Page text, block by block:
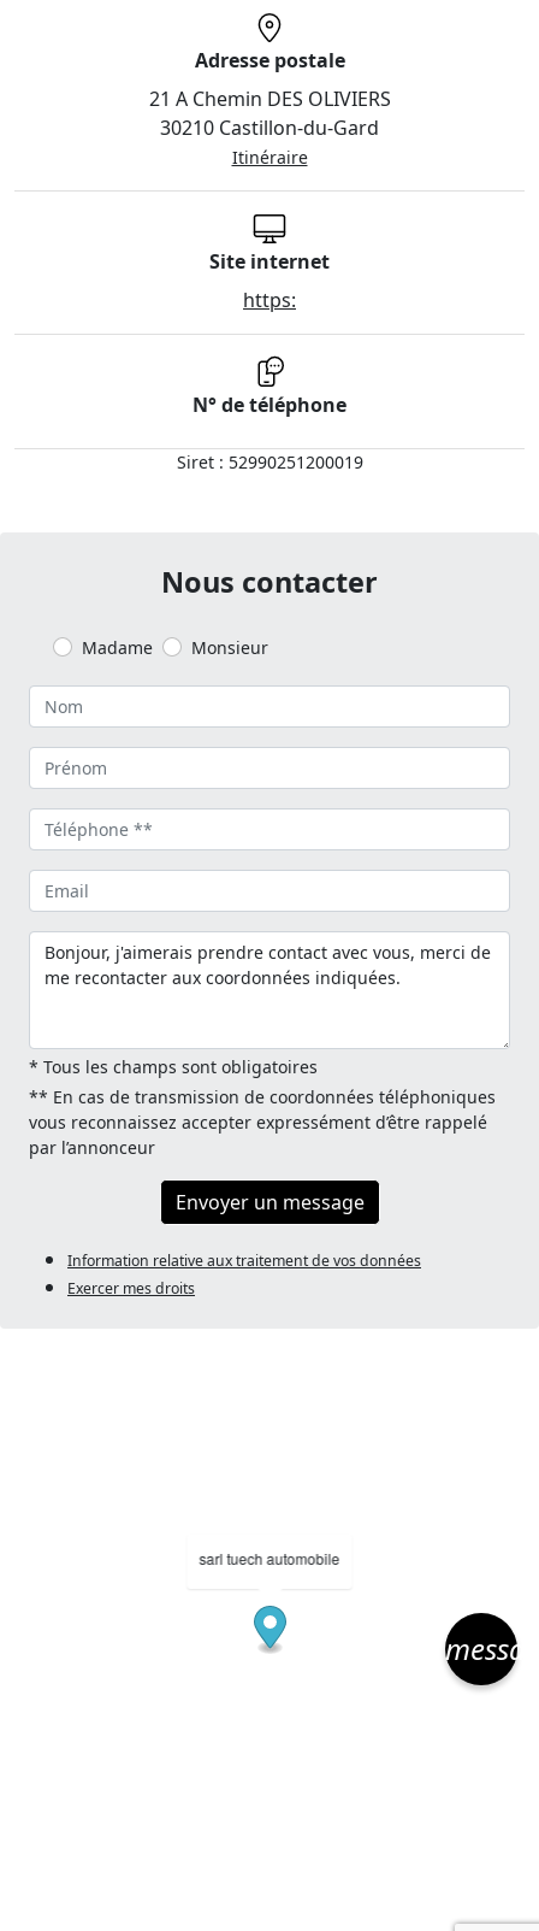
Adresse postale
21 A Chemin DES OLIVIERS
30210 Castillon-du-Gard
Itinéraire
Site internet
https:
N° de téléphone
Siret : 52990251200019
Nous contacter
Madame Monsieur
* Tous les champs sont obligatoires
** En cas de transmission de coordonnées téléphoniques
vous reconnaissez accepter expressément d’être rappelé
par l’annonceur
Envoyer un message
Information relative aux traitement de vos données
Exercer mes droits
sarl tuech automobile